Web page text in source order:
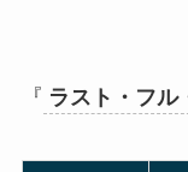
『 ラスト・フル